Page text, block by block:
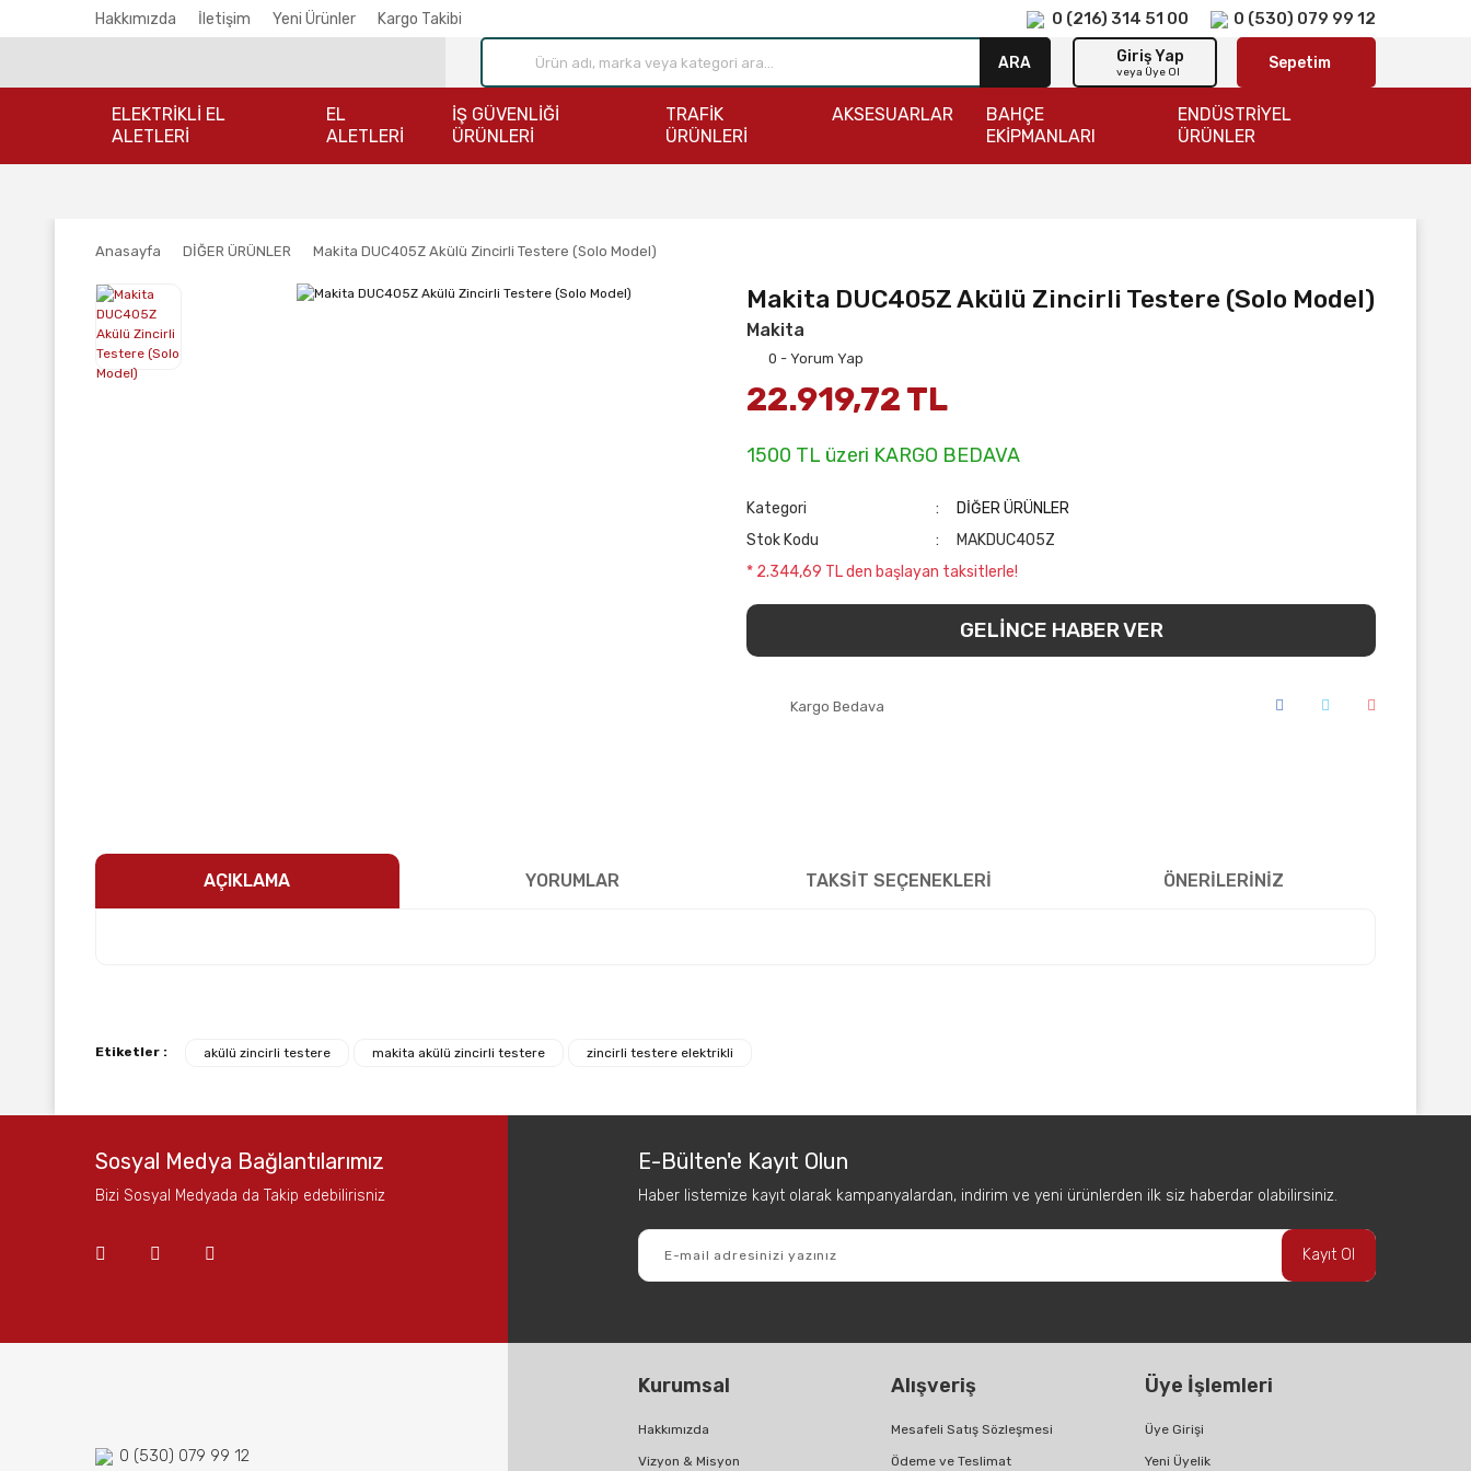
Hakkımızda İletişim Yeni Ürünler Kargo Takibi 0 (216) 314 51 00 0 (530) 079 99 12
ARA Giriş Yap
veya Üye Ol Sepetim
ELEKTRİKLİ EL
ALETLERİ
EL
ALETLERİ
İŞ GÜVENLİĞİ
ÜRÜNLERİ
TRAFİK
ÜRÜNLERİ
AKSESUARLAR
BAHÇE
EKİPMANLARI
ENDÜSTRİYEL
ÜRÜNLER
Anasayfa DİĞER ÜRÜNLER Makita DUC405Z Akülü Zincirli Testere (Solo Model)
Makita DUC405Z Akülü Zincirli Testere (Solo Model)
Makita
0 - Yorum Yap
22.919,72 TL
1500 TL üzeri KARGO BEDAVA
Kategori
DİĞER ÜRÜNLER
Stok Kodu
MAKDUC405Z
* 2.344,69 TL den başlayan taksitlerle!
GELİNCE HABER VER
Kargo Bedava
AÇIKLAMA YORUMLAR TAKSİT SEÇENEKLERİ ÖNERİLERİNİZ
Ürün açıklamasında eksik bilgiler bulunuyor.
Ürün fiyatı diğer sitelerden daha pahalı.
Etiketler : akülü zincirli testere makita akülü zincirli testere zincirli testere elektrikli
Sosyal Medya Bağlantılarımız
Bizi Sosyal Medyada da Takip edebilirisniz
E-Bülten'e Kayıt Olun
Haber listemize kayıt olarak kampanyalardan, indirim ve yeni ürünlerden ilk siz haberdar olabilirsiniz.
Kayıt Ol
0 (530) 079 99 12
Kurumsal
Hakkımızda
Vizyon & Misyon
Alışveriş
Mesafeli Satış Sözleşmesi
Ödeme ve Teslimat
Üye İşlemleri
Üye Girişi
Yeni Üyelik